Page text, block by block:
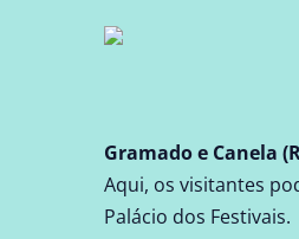
Gramadoe Canela
Aqui, os visitantes
Palácio dos Festivais.